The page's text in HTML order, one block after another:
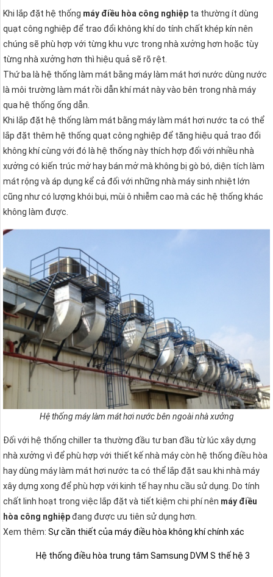
Khi lắp đặt hệ thống máy điều hòa công nghiệp ta thường ít dùng
quạt công nghiệp để trao đổi không khí do tính chất khép kín nên
chúng sẽ phù hợp với từng khu vực trong nhà xưởng hơn hoặc tùy
từng nhà xưởng hơn thì hiệu quả sẽ rõ rệt.
Thứ ba là hệ thống làm mát bằng máy làm mát hơi nước dùng nước
là môi trường làm mát rồi dẫn khí mát này vào bên trong nhà máy
qua hệ thống ống dẫn.
Khi lắp đặt hệ thống làm mát bằng máy làm mát hơi nước ta có thể
lắp đặt thêm hệ thống quạt công nghiệp để tăng hiệu quả trao đổi
không khí cùng với đó là hệ thống này thích hợp đối với nhiều nhà
xưởng có kiến trúc mở hay bán mở mà không bị gò bó, diện tích làm
mát rộng và áp dụng kể cả đối với những nhà máy sinh nhiệt lớn
cũng như có lượng khói bụi, mùi ô nhiễm cao mà các hệ thống khác
không làm được.
Hệ thống máy làm mát hơi nước bên ngoài nhà xưởng
Đối với hệ thống chiller ta thường đầu tư ban đầu từ lúc xây dựng
nhà xưởng vì để phù hợp với thiết kế nhà máy còn hệ thống điều hòa
hay dùng máy làm mát hơi nước ta có thể lắp đặt sau khi nhà máy
xây dựng xong để phù hợp với kinh tế hay nhu cầu sử dụng. Do tính
chất linh hoạt trong việc lắp đặt và tiết kiệm chi phí nên máy điều
hòa công nghiệpđang được ưu tiên sử dụng hơn.
Xem thêm: Sự cần thiết của máy điều hòa không khí chính xác
Hệ thống điều hòa trung tâm Samsung DVM S thế hệ 3